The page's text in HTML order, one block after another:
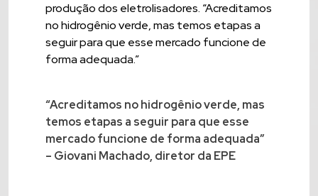
produção dos eletrolisadores. “Acreditamos
no hidrogênio verde, mas temos etapas a
seguir para que esse mercado funcione de
forma adequada.”
“Acreditamos no hidrogênio verde, mas
temos etapas a seguir para que esse
mercado funcione de forma adequada”
– Giovani Machado, diretor da EPE